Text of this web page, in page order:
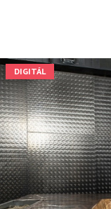
DIGITÁL